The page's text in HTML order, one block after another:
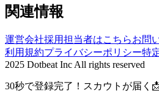
関連情報
運営会社採用担当者はこちらお問
利用規約プライバシーポリシー特
2025 Dotbeat Inc All rights reserved
30秒で登録完了！スカウトが届く